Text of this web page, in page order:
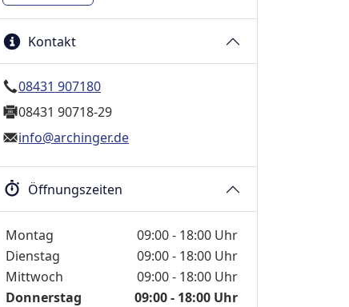
Kontakt
08431 907180
08431 90718-29
info@archinger.de
Öffnungszeiten
Wochentage / Monate
Öffnungszeiten / Hinweise
Montag
09:00 - 18:00 Uhr
Dienstag
09:00 - 18:00 Uhr
Mittwoch
09:00 - 18:00 Uhr
Donnerstag
09:00 - 18:00 Uhr